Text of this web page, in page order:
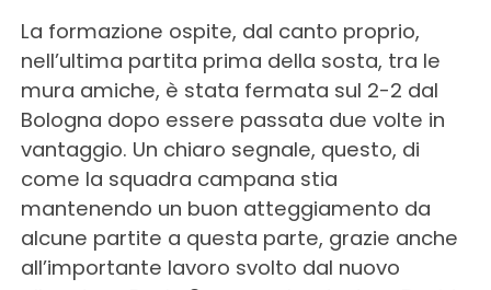
La formazione ospite, dal canto proprio,
nell’ultima partita prima della sosta, tra le
mura amiche, è stata fermata sul 2-2 dal
Bologna dopo essere passata due volte in
vantaggio. Un chiaro segnale, questo, di
come la squadra campana stia
mantenendo un buon atteggiamento da
alcune partite a questa parte, grazie anche
all’importante lavoro svolto dal nuovo